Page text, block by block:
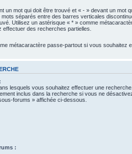
un mot qui doit être trouvé et « - » devant un mot
séparés entre des barres verticales
Utilisez un astérisque « * » comme
des recherches partielles.
métacaractère passe-partout si vous souhaitez
lesquels vous souhaitez effectuer une
inclus dans la recherche si vous ne
forums » affichée ci-dessous.
: